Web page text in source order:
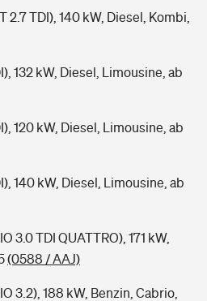
2.7 TDI), 140 kW, Diesel, Kombi,
132 kW, Diesel, Limousine, ab
120 kW, Diesel, Limousine, ab
140 kW, Diesel, Limousine, ab
3.0 TDI QUATTRO), 171 kW,
(0588 / AAJ)
3.2), 188 kW, Benzin, Cabrio,